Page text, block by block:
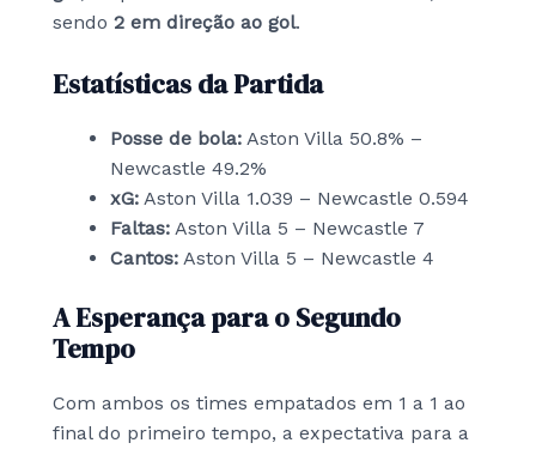
sendo 2 em direção ao gol.
Estatísticas da Partida
Posse de bola: Aston Villa 50.8% –
Newcastle 49.2%
xG: Aston Villa 1.039 – Newcastle 0.594
Faltas: Aston Villa 5 – Newcastle 7
Cantos: Aston Villa 5 – Newcastle 4
A Esperança para o Segundo
Tempo
Com ambos os times empatados em 1 a 1 ao
final do primeiro tempo, a expectativa para a